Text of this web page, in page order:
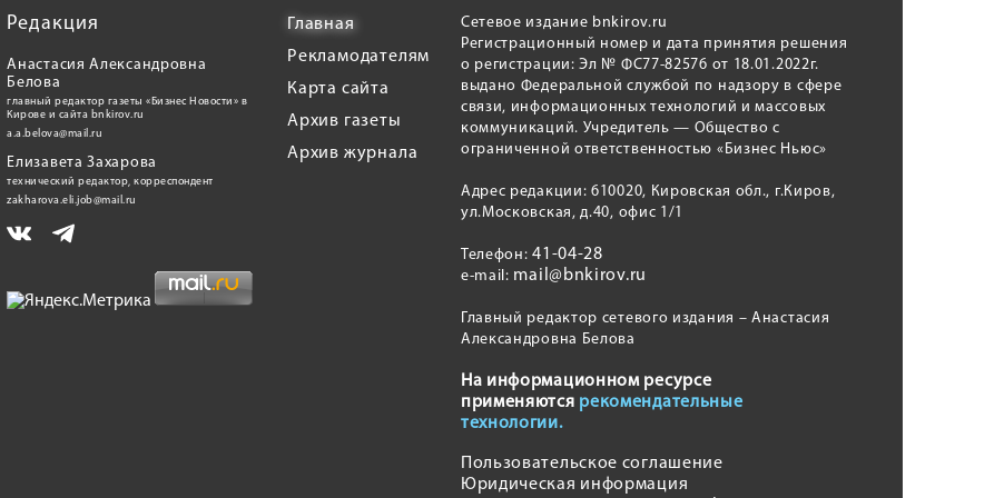
Редакция
Анастасия Александровна
Белова
главный редактор газеты «Бизнес Новости» в
Кирове и сайта bnkirov.ru
a.a.belova@mail.ru
Елизавета Захарова
технический редактор, корреспондент
zakharova.eli.job@mail.ru
Главная
Рекламодателям
Карта сайта
Архив газеты
Архив журнала
Сетевое издание bnkirov.ru
Регистрационный номер и дата принятия решения
о регистрации: Эл № ФС77-82576 от 18.01.2022г.
выдано Федеральной службой по надзору в сфере
связи, информационных технологий и массовых
коммуникаций. Учредитель — Общество с
ограниченной ответственностью «Бизнес Ньюс»
Адрес редакции: 610020, Кировская обл., г.Киров,
ул.Московская, д.40, офис 1/1
Телефон:41-04-28
e-mail: mail@bnkirov.ru
Главный редактор сетевого издания – Анастасия
Александровна Белова
На информационном ресурсе
применяются рекомендательные
технологии.
Пользовательское соглашение
Юридическая информация